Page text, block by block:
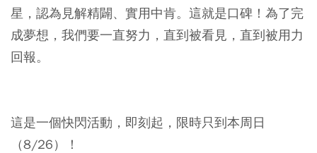
星，認為見解精闢、實用中肯。這就是口碑！為了完
成夢想，我們要一直努力，直到被看見，直到被用力
回報。
這是一個快閃活動，即刻起，限時只到本周日
（8/26）！